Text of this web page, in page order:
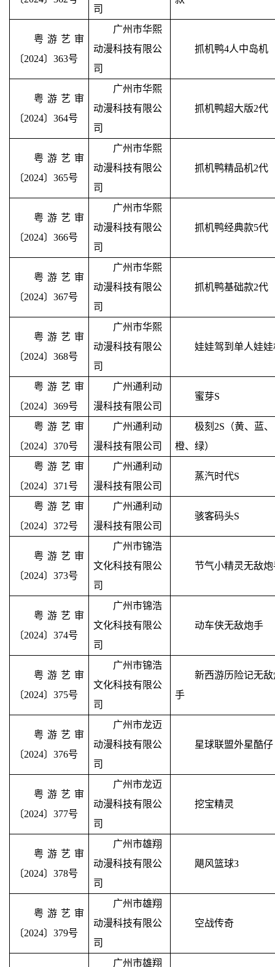
司
粤游艺审
〔2024〕363号
广州市华熙
动漫科技有限公
司
抓机鸭4人中岛机
粤游艺审
〔2024〕364号
广州市华熙
动漫科技有限公
司
抓机鸭超大版2代
粤游艺审
〔2024〕365号
广州市华熙
动漫科技有限公
司
抓机鸭精品机2代
粤游艺审
〔2024〕366号
广州市华熙
动漫科技有限公
司
抓机鸭经典款5代
粤游艺审
〔2024〕367号
广州市华熙
动漫科技有限公
司
抓机鸭基础款2代
粤游艺审
〔2024〕368号
广州市华熙
动漫科技有限公
司
娃娃驾到单人娃娃
粤游艺审
〔2024〕369号
广州通利动
漫科技有限公司
蜜芽S
粤游艺审
〔2024〕370号
广州通利动
漫科技有限公司
极刻 2S （黄、蓝、
橙、绿）
粤游艺审
〔2024〕371号
广州通利动
漫科技有限公司
蒸汽时代S
粤游艺审
〔2024〕372号
广州通利动
漫科技有限公司
骇客码头S
粤游艺审
〔2024〕373号
广州市锦浩
文化科技有限公
司
节气小精灵无敌炮
粤游艺审
〔2024〕374号
广州市锦浩
文化科技有限公
司
动车侠无敌炮手
粤游艺审
〔2024〕375号
广州市锦浩
文化科技有限公
司
新西游历险记无敌
手
粤游艺审
〔2024〕376号
广州市龙迈
动漫科技有限公
司
星球联盟外星酷仔
粤游艺审
〔2024〕377号
广州市龙迈
动漫科技有限公
司
挖宝精灵
粤游艺审
〔2024〕378号
广州市雄翔
动漫科技有限公
司
飓风篮球3
粤游艺审
〔2024〕379号
广州市雄翔
动漫科技有限公
司
空战传奇
广州市雄翔